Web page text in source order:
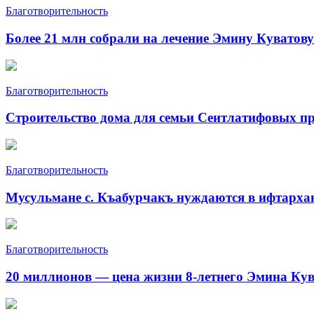
Благотворительность
Более 21 млн собрали на лечение Эмину Куватову
Благотворительность
Строительство дома для семьи Сеитлатифовых
Благотворительность
Мусульмане с. Къабурчакъ нуждаются в
Благотворительность
20 миллионов — цена жизни 8-летнего Эмина